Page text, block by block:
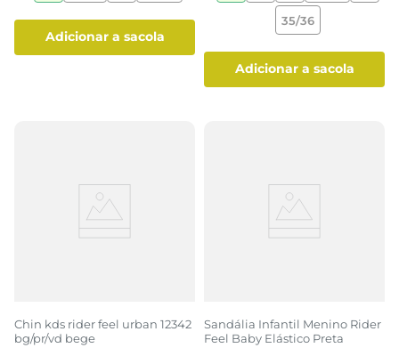
adicionar a sacola
35/36
adicionar a sacola
Chin kds rider feel urban 12342
bg/pr/vd bege
Sandália Infantil Menino Rider
Feel Baby Elástico Preta